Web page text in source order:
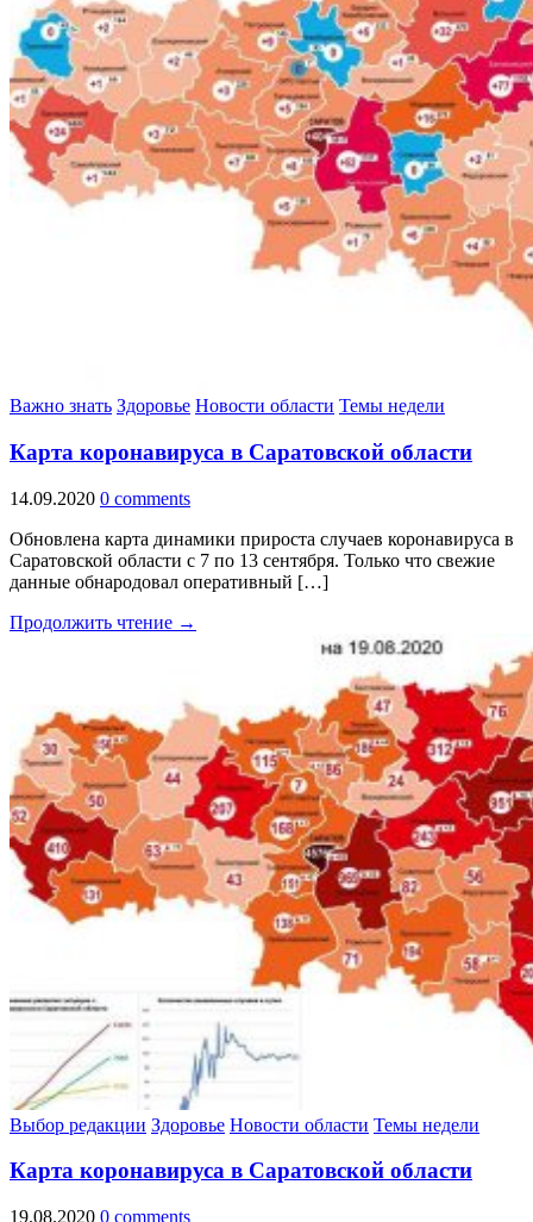
Важно знать Здоровье Новости области Темы недели
Карта коронавируса в Саратовской области
14.09.2020 0 comments
Обновлена карта динамики прироста случаев коронавируса в
Саратовской области с 7 по 13 сентября. Только что свежие
данные обнародовал оперативный […]
Продолжить чтение →
Выбор редакции Здоровье Новости области Темы недели
Карта коронавируса в Саратовской области
19.08.2020 0 comments